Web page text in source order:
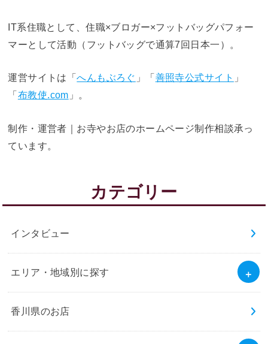
IT系住職として、住職×ブロガー×フットバッグパフォー
マーとして活動（フットバッグで通算7回日本一）。
運営サイトは「へんもぶろぐ 」「 善照寺公式サイト 」
「 布教使.com 」。
制作・運営者｜お寺やお店のホームページ制作相談承っ
ています。
カテゴリー
インタビュー
エリア・地域別に探す
香川県のお店